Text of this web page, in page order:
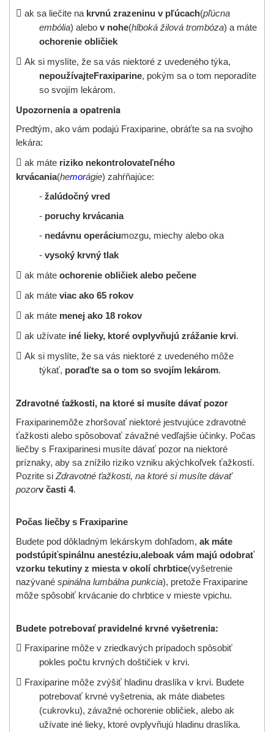
 ak sa liečite na krvnú zrazeninu v pľúcach(pľúcna
embólia) alebo v nohe(hlboká žilová trombóza) a máte
ochorenie obličiek
 Ak si myslíte, že sa vás niektoré z uvedeného týka,
nepoužívajteFraxiparine, pokým sa o tom neporadíte
so svojím lekárom.
Upozornenia a opatrenia
Predtým, ako vám podajú Fraxiparine, obráťte sa na svojho
lekára:
 ak máte riziko nekontrolovateľného
krvácania(hemorágie) zahŕňajúce:
- žalúdočný vred
- poruchy krvácania
- nedávnu operáciumozgu, miechy alebo oka
- vysoký krvný tlak
 ak máte ochorenie obličiek alebo pečene
 ak máte viac ako 65 rokov
 ak máte menej ako 18 rokov
 ak užívate iné lieky, ktoré ovplyvňujú zrážanie krvi.
 Ak si myslíte, že sa vás niektoré z uvedeného môže
týkať, poraďte sa o tom so svojím lekárom.
Zdravotné ťažkosti, na ktoré si musíte dávať pozor
Fraxiparinemôže zhoršovať niektoré jestvujúce zdravotné
ťažkosti alebo spôsobovať závažné vedľajšie účinky. Počas
liečby s Fraxiparinesi musíte dávať pozor na niektoré
príznaky, aby sa znížilo riziko vzniku akýchkoľvek ťažkostí.
Pozrite si Zdravotné ťažkosti, na ktoré si musíte dávať
pozorv časti 4.
Počas liečby s Fraxiparine
Budete pod dôkladným lekárskym dohľadom, ak máte
podstúpiťspinálnu anestéziu,aleboak vám majú odobrať
vzorku tekutiny z miesta v okolí chrbtice(vyšetrenie
nazývané spinálna lumbálna punkcia), pretože Fraxiparine
môže spôsobiť krvácanie do chrbtice v mieste vpichu.
Budete potrebovať pravidelné krvné vyšetrenia:
 Fraxiparine môže v zriedkavých prípadoch spôsobiť
pokles počtu krvných doštičiek v krvi.
 Fraxiparine môže zvýšiť hladinu draslíka v krvi. Budete
potrebovať krvné vyšetrenia, ak máte diabetes
(cukrovku), závažné ochorenie obličiek, alebo ak
užívate iné lieky, ktoré ovplyvňujú hladinu draslíka.